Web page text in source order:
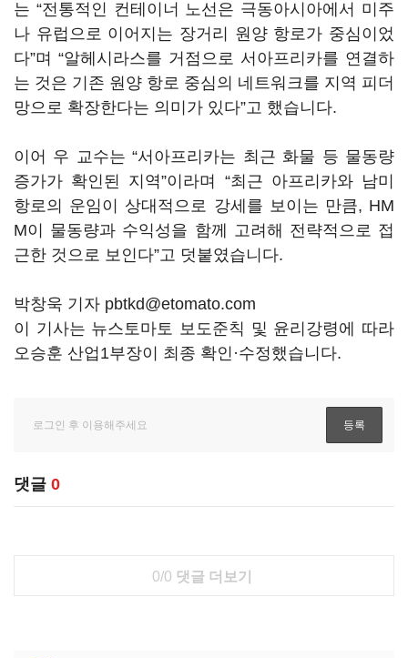
는 “전통적인 컨테이너 노선은 극동아시아에서 미주
나 유럽으로 이어지는 장거리 원양 항로가 중심이었
다”며 “알헤시라스를 거점으로 서아프리카를 연결하
는 것은 기존 원양 항로 중심의 네트워크를 지역 피더
망으로 확장한다는 의미가 있다”고 했습니다.
이어 우 교수는 “서아프리카는 최근 화물 등 물동량
증가가 확인된 지역”이라며 “최근 아프리카와 남미
항로의 운임이 상대적으로 강세를 보이는 만큼, HM
M이 물동량과 수익성을 함께 고려해 전략적으로 접
근한 것으로 보인다”고 덧붙였습니다.
박창욱 기자 pbtkd@etomato.com
이 기사는 뉴스토마토 보도준칙 및 윤리강령에 따라
오승훈 산업1부장이 최종 확인·수정했습니다.
댓글 0
0/0 댓글 더보기